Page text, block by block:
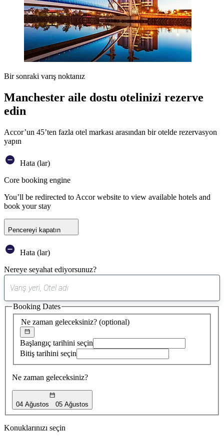
Bir sonraki varış noktanız
Manchester aile dostu otelinizi rezerve
edin
Accor’un 45’ten fazla otel markası arasından bir otelde rezervasyon
yapın
Hata (lar)
Core booking engine
You’ll be redirected to Accor website to view available hotels and
book your stay
Pencereyi kapatın
Hata (lar)
Nereye seyahat ediyorsunuz?
öneri
bulundu
Ne zaman geleceksiniz? (optional)
Başlangıç tarihini seçin
Bitiş tarihini seçin
Ne zaman geleceksiniz?
04 Ağustos 05 Ağustos
Booking Dates
Konuklarınızı seçin